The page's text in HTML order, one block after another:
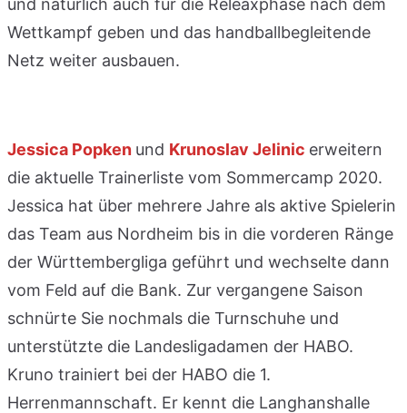
und natürlich auch für die Releaxphase nach dem
Wettkampf geben und das handballbegleitende
Netz weiter ausbauen.
Jessica Popken und Krunoslav Jelinic erweitern
die aktuelle Trainerliste vom Sommercamp 2020.
Jessica hat über mehrere Jahre als aktive Spielerin
das Team aus Nordheim bis in die vorderen Ränge
der Württembergliga geführt und wechselte dann
vom Feld auf die Bank. Zur vergangene Saison
schnürte Sie nochmals die Turnschuhe und
unterstützte die Landesligadamen der HABO.
Kruno trainiert bei der HABO die 1.
Herrenmannschaft. Er kennt die Langhanshalle